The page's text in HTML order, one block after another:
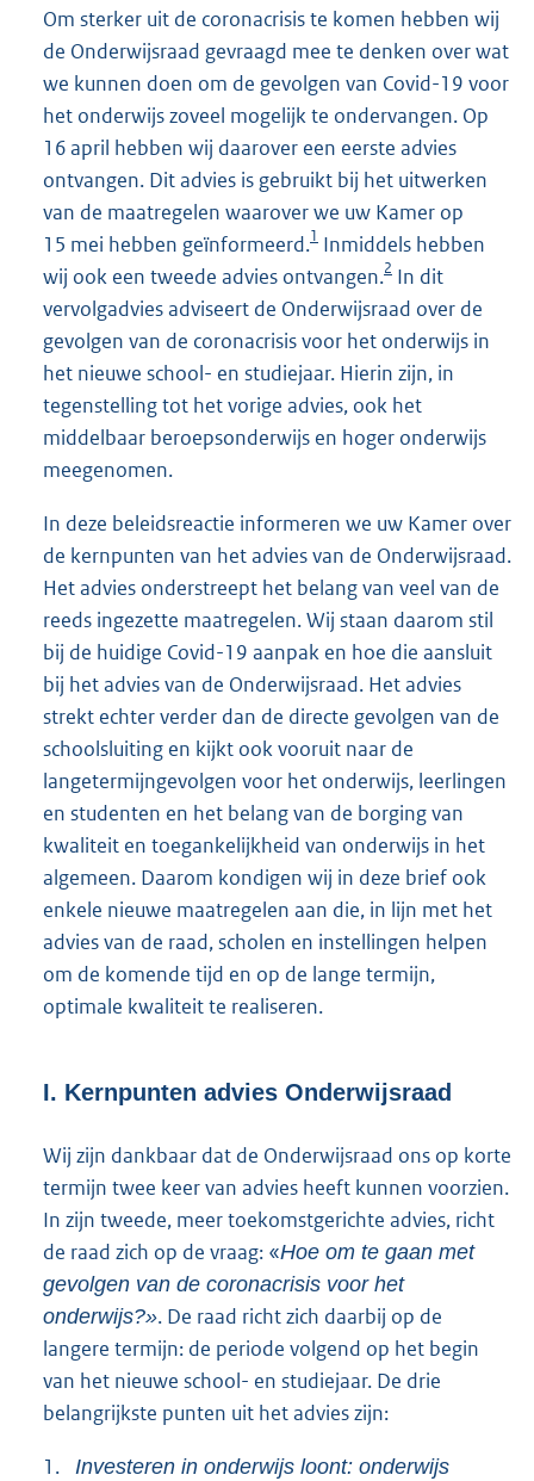
Om sterker uit de coronacrisis te komen hebben wij
de Onderwijsraad gevraagd mee te denken over wat
we kunnen doen om de gevolgen van Covid-19 voor
het onderwijs zoveel mogelijk te ondervangen. Op
16 april hebben wij daarover een eerste advies
ontvangen. Dit advies is gebruikt bij het uitwerken
van de maatregelen waarover we uw Kamer op
15 mei hebben geïnformeerd.1 Inmiddels hebben
wij ook een tweede advies ontvangen.2 In dit
vervolgadvies adviseert de Onderwijsraad over de
gevolgen van de coronacrisis voor het onderwijs in
het nieuwe school- en studiejaar. Hierin zijn, in
tegenstelling tot het vorige advies, ook het
middelbaar beroepsonderwijs en hoger onderwijs
meegenomen.
In deze beleidsreactie informeren we uw Kamer over
de kernpunten van het advies van de Onderwijsraad.
Het advies onderstreept het belang van veel van de
reeds ingezette maatregelen. Wij staan daarom stil
bij de huidige Covid-19 aanpak en hoe die aansluit
bij het advies van de Onderwijsraad. Het advies
strekt echter verder dan de directe gevolgen van de
schoolsluiting en kijkt ook vooruit naar de
langetermijngevolgen voor het onderwijs, leerlingen
en studenten en het belang van de borging van
kwaliteit en toegankelijkheid van onderwijs in het
algemeen. Daarom kondigen wij in deze brief ook
enkele nieuwe maatregelen aan die, in lijn met het
advies van de raad, scholen en instellingen helpen
om de komende tijd en op de lange termijn,
optimale kwaliteit te realiseren.
I. Kernpunten advies Onderwijsraad
Wij zijn dankbaar dat de Onderwijsraad ons op korte
termijn twee keer van advies heeft kunnen voorzien.
In zijn tweede, meer toekomstgerichte advies, richt
de raad zich op de vraag: «Hoe om te gaan met
gevolgen van de coronacrisis voor het
onderwijs?». De raad richt zich daarbij op de
langere termijn: de periode volgend op het begin
van het nieuwe school- en studiejaar. De drie
belangrijkste punten uit het advies zijn:
1. Investeren in onderwijs loont: onderwijs